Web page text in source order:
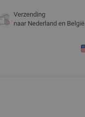
Verzending
naar Nederland en België